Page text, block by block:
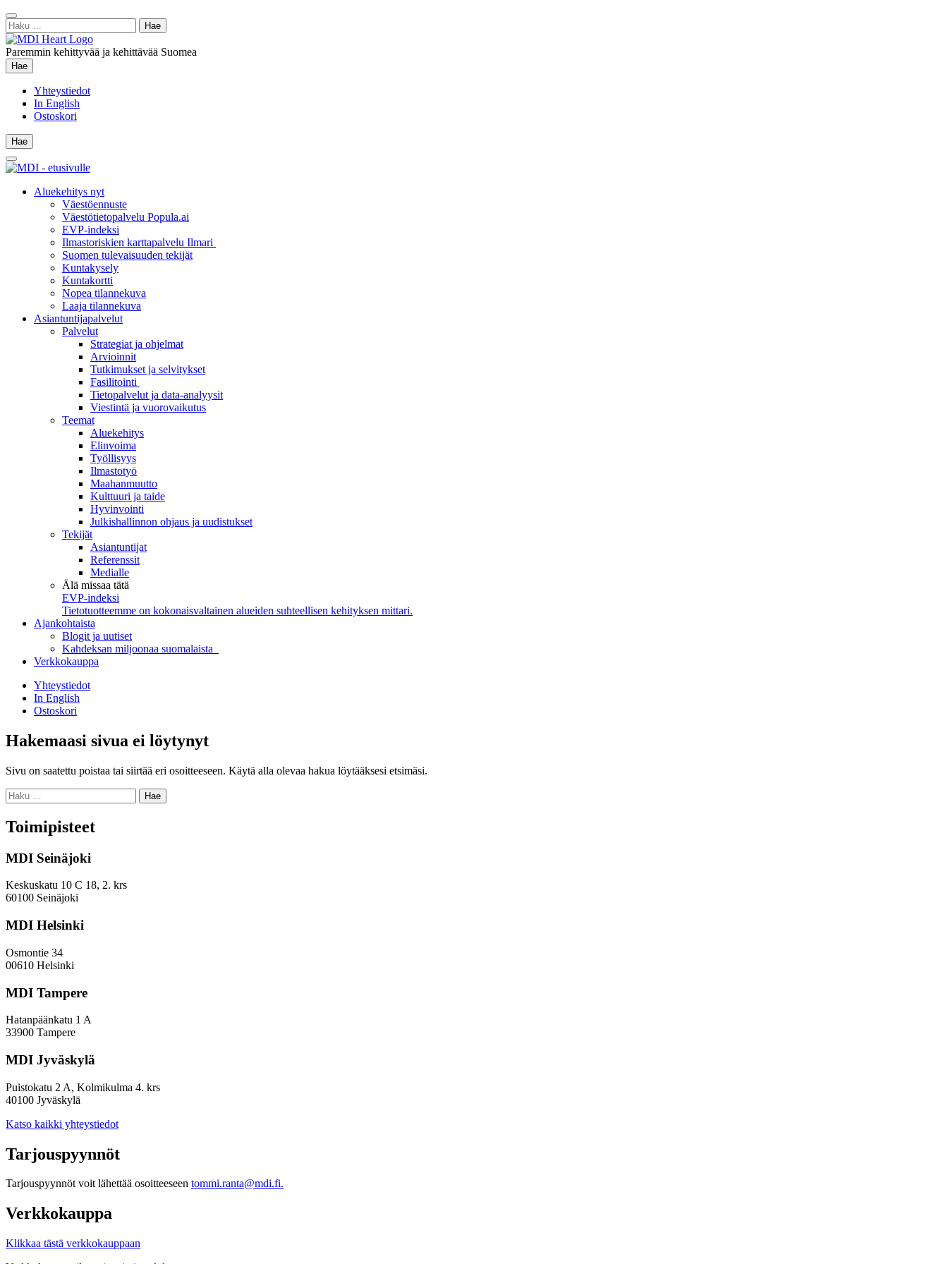
Siirry
sisältöön
Sulje
hae
Haku:
Paremmin kehittyvää ja kehittävää Suomea
Hae
Hae
Yhteystiedot
In English
Ostoskori
Hae
Hae
Main
Menu
Aluekehitys nyt
Väestöennuste
Väestötietopalvelu Popula.ai
EVP-indeksi
Ilmastoriskien karttapalvelu Ilmari
Suomen tulevaisuuden tekijät
Kuntakysely
Kuntakortti
Nopea tilannekuva
Laaja tilannekuva
Asiantuntijapalvelut
Palvelut
Strategiat ja ohjelmat
Arvioinnit
Tutkimukset ja selvitykset
Fasilitointi
Tietopalvelut ja data-analyysit
Viestintä ja vuorovaikutus
Teemat
Aluekehitys
Elinvoima
Työllisyys
Ilmastotyö
Maahanmuutto
Kulttuuri ja taide
Hyvinvointi
Julkishallinnon ohjaus ja uudistukset
Tekijät
Asiantuntijat
Referenssit
Medialle
Älä missaa tätä
EVP-indeksi
Tietotuotteemme on kokonaisvaltainen alueiden suhteellisen kehityksen mittari.
Ajankohtaista
Blogit ja uutiset
Kahdeksan miljoonaa suomalaista
Verkkokauppa
Yhteystiedot
In English
Ostoskori
Hakemaasi sivua ei löytynyt
Sivu on saatettu poistaa tai siirtää eri osoitteeseen. Käytä alla olevaa hakua löytääksesi etsimäsi.
Haku:
Toimipisteet
MDI Seinäjoki
Keskuskatu 10 C 18, 2. krs
60100 Seinäjoki
MDI Helsinki
Osmontie 34
00610 Helsinki
MDI Tampere
Hatanpäänkatu 1 A
33900 Tampere
MDI Jyväskylä
Puistokatu 2 A, Kolmikulma 4. krs
40100 Jyväskylä
Katso kaikki yhteystiedot
Tarjouspyynnöt
Tarjouspyynnöt voit lähettää osoitteeseen tommi.ranta@mdi.fi.
Verkkokauppa
Klikkaa tästä verkkokauppaan